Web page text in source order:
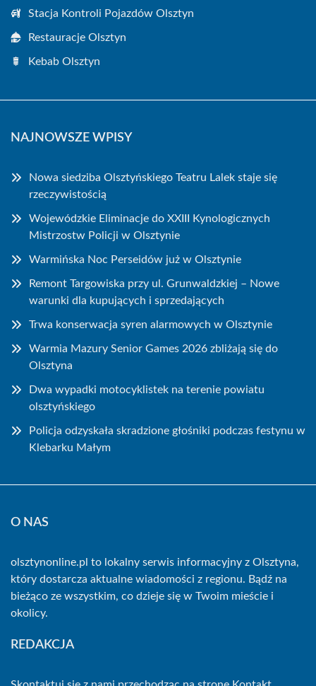
Stacja Kontroli Pojazdów Olsztyn
Restauracje Olsztyn
Kebab Olsztyn
NAJNOWSZE WPISY
Nowa siedziba Olsztyńskiego Teatru Lalek staje się
rzeczywistością
Wojewódzkie Eliminacje do XXIII Kynologicznych
Mistrzostw Policji w Olsztynie
Warmińska Noc Perseidów już w Olsztynie
Remont Targowiska przy ul. Grunwaldzkiej – Nowe
warunki dla kupujących i sprzedających
Trwa konserwacja syren alarmowych w Olsztynie
Warmia Mazury Senior Games 2026 zbliżają się do
Olsztyna
Dwa wypadki motocyklistek na terenie powiatu
olsztyńskiego
Policja odzyskała skradzione głośniki podczas festynu w
Klebarku Małym
O NAS
olsztynonline.pl to lokalny serwis informacyjny z Olsztyna,
który dostarcza aktualne wiadomości z regionu. Bądź na
bieżąco ze wszystkim, co dzieje się w Twoim mieście i
okolicy.
REDAKCJA